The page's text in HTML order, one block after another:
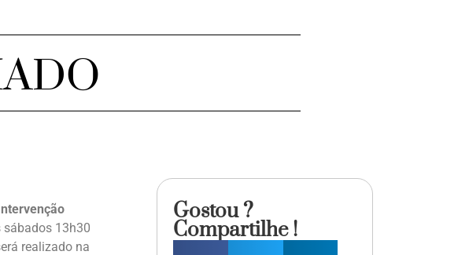
sábados 13h30
realizado na
Gostou ?
Compartilhe !